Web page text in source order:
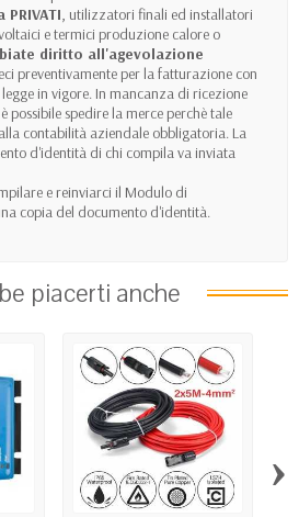
, utilizzatori finali ed installatori
e termici produzione calore o
diritto all'agevolazione
preventivamente per la fatturazione con
in vigore. In mancanza di ricezione
possibile spedire la merce perchè tale
contabilità aziendale obbligatoria. La
d'identità di chi compila va inviata
e reinviarci il Modulo di
copia del documento d'identità.
piacerti anche
›